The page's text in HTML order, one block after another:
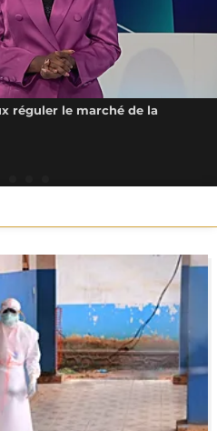
réguler le marché de la